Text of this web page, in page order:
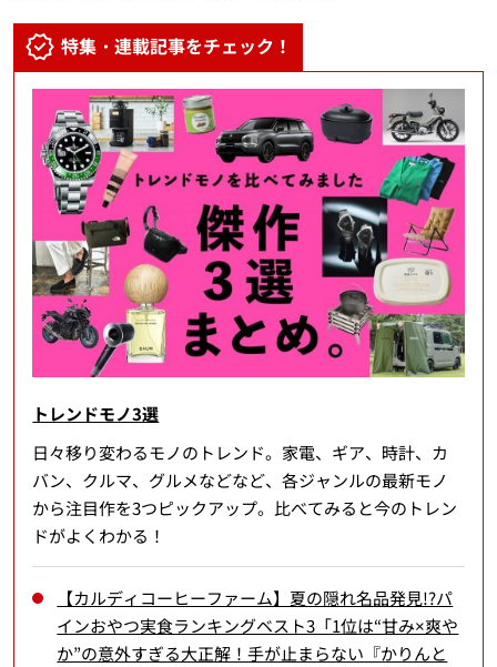
特集・連載記事をチェック！
トレンドモノ3選
日々移り変わるモノのトレンド。家電、ギア、時計、カ
バン、クルマ、グルメなどなど、各ジャンルの最新モノ
から注目作を3つピックアップ。比べてみると今のトレン
ドがよくわかる！
【カルディコーヒーファーム】夏の隠れ名品発見!?パ
インおやつ実食ランキングベスト3「1位は“甘み×爽や
か”の意外すぎる大正解！手が止まらない『かりんと